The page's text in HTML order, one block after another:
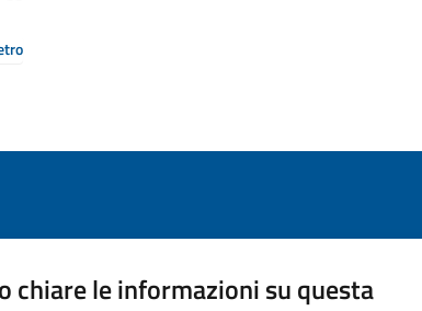
chiare le informazioni su questa